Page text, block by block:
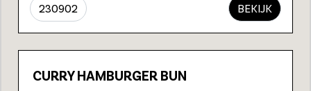
230902 BEKIJK
CURRY HAMBURGER BUN